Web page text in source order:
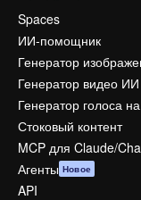
Spaces
ИИ-помощник
Генератор
Генератор видео ИИ
Генератор голоса
Стоковый контент
MCP для Claude/
Агенты Новое
API